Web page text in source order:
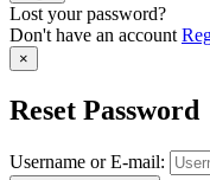
Lost your password?
Don't have an account
×
Reset Password
Username or E-mail: